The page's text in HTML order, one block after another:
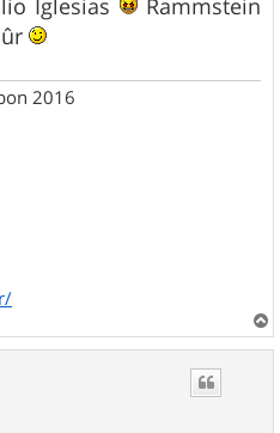
Iglesias
Rammstein
2016
a